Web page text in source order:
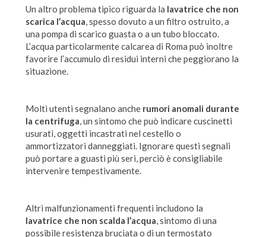
Un altro problema tipico riguarda la lavatrice che non
scarica l’acqua, spesso dovuto a un filtro ostruito, a
una pompa di scarico guasta o a un tubo bloccato.
L’acqua particolarmente calcarea di Roma può inoltre
favorire l’accumulo di residui interni che peggiorano la
situazione.
Molti utenti segnalano anche rumori anomali durante
la centrifuga, un sintomo che può indicare cuscinetti
usurati, oggetti incastrati nel cestello o
ammortizzatori danneggiati. Ignorare questi segnali
può portare a guasti più seri, perciò è consigliabile
intervenire tempestivamente.
Altri malfunzionamenti frequenti includono la
lavatrice che non scalda l’acqua, sintomo di una
possibile resistenza bruciata o di un termostato